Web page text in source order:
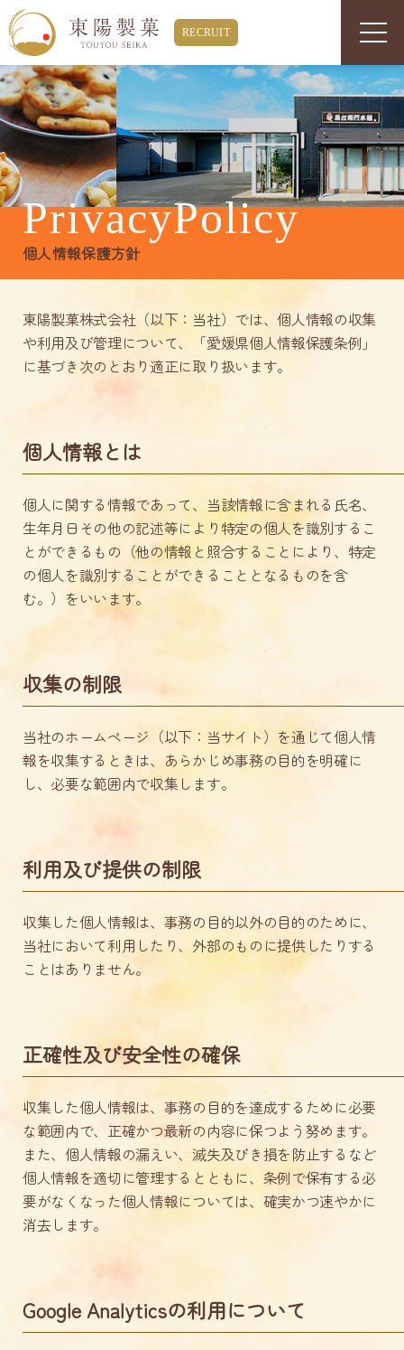
PrivacyPolicy
個人情報保護方針
東陽製菓株式会社（以下：当社）では、個人情報の収集
や利用及び管理について、「愛媛県個人情報保護条例」
に基づき次のとおり適正に取り扱います。
個人情報とは
個人に関する情報であって、当該情報に含まれる氏名、
生年月日その他の記述等により特定の個人を識別するこ
とができるもの（他の情報と照合することにより、特定
の個人を識別することができることとなるものを含
む。）をいいます。
収集の制限
当社のホームページ（以下：当サイト）を通じて個人情
報を収集するときは、あらかじめ事務の目的を明確に
し、必要な範囲内で収集します。
利用及び提供の制限
収集した個人情報は、事務の目的以外の目的のために、
当社において利用したり、外部のものに提供したりする
ことはありません。
正確性及び安全性の確保
収集した個人情報は、事務の目的を達成するために必要
な範囲内で、正確かつ最新の内容に保つよう努めます。
また、個人情報の漏えい、滅失及びき損を防止するなど
個人情報を適切に管理するとともに、条例で保有する必
要がなくなった個人情報については、確実かつ速やかに
消去します。
Google Analyticsの利用について